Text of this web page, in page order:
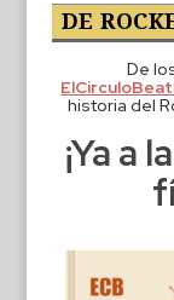
DE
De
historia del
¡Ya a